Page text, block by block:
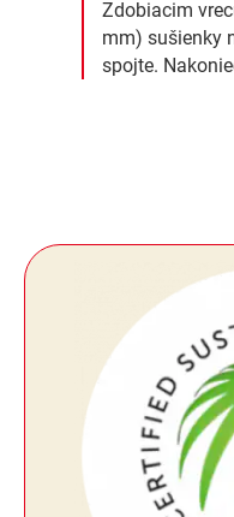
Zdobiacim
mm) sušienky
spojte.